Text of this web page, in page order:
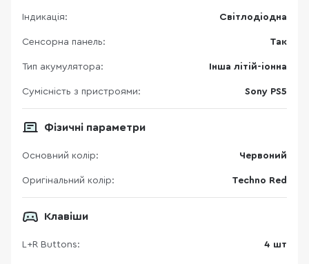
Індикація: Світлодіодна
Сенсорна панель: Так
Тип акумулятора: Інша літій-іонна
Сумісність з пристроями: Sony PS5
Фізичні параметри
Основний колір: Червоний
Оригінальний колір: Techno Red
Клавіши
L+R Buttons: 4 шт